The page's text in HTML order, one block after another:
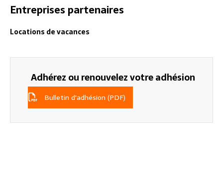
Entreprises partenaires
Locations de vacances
Adhérez ou renouvelez votre adhésion
Bulletin d'adhésion (PDF)